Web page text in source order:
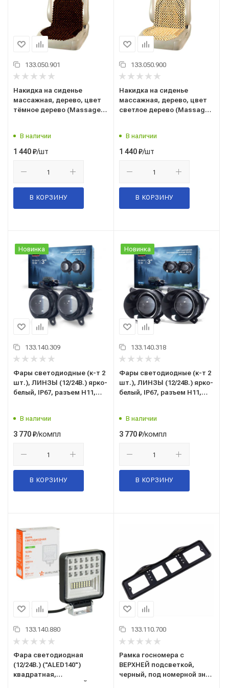
133.050.901
Накидка на сиденье
массажная, дерево, цвет
тёмное дерево (Massage-
В наличии
1 440₽/шт
В КОРЗИНУ
133.050.900
Накидка на сиденье
массажная, дерево, цвет
светлое дерево (Massage-
В наличии
1 440₽/шт
В КОРЗИНУ
Новинка
133.140.309
Фары светодиодные (к-т 2
шт.), ЛИНЗЫ (12/24В.) ярко-
белый, IP67, разъем Н11,
2123; Газель Некст, Бизнес
("AVS") ("PF-303L") 43181
В наличии
3 770₽/компл
В КОРЗИНУ
Новинка
133.140.318
Фары светодиодные (к-т 2
шт.), ЛИНЗЫ (12/24В.) ярко-
белый, IP67, разъем Н11,
Патриот ("AVS") PF-304L
(43182)
В наличии
3 770₽/компл
В КОРЗИНУ
133.140.880
Фара светодиодная
(12/24В.) ("ALED140")
квадратная,
133.110.700
Рамка госномера с
ВЕРХНЕЙ подсветкой,
черный, под номерной знак